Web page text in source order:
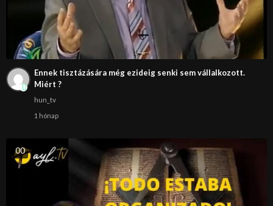
Ennek tisztázására még ezideig senki sem vállalkozott.
Miért ?
hun_tv
1 hónap
00